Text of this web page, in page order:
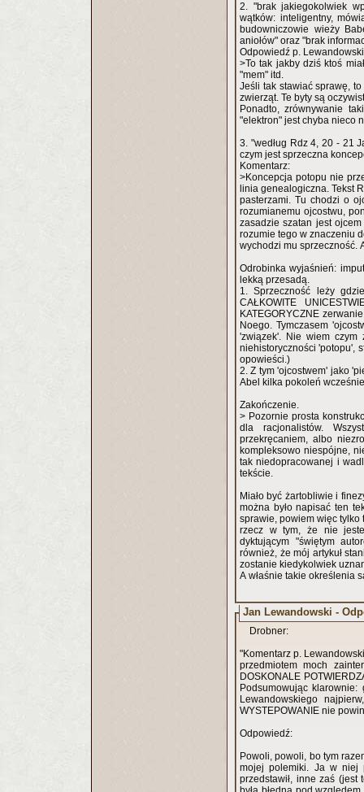
2. "brak jakiegokolwiek
wątków: inteligentny,
budowniczowie wieży
aniołów" oraz "brak
Odpowiedź p.
>To tak jakby dziś ktoś
"mem" itd.
Jeśli tak stawiać sprawę,
zwierząt. Te byty są
Ponadto, zrównywanie
"elektron" jest chyba nieco
3. "według Rdz 4, 20 - 21
czym jest sprzeczna
Komentarz:
>Koncepcja potopu nie
linia genealogiczna. Tekst
pasterzami. Tu chodzi o
rozumianemu ojcostwu,
zasadzie szatan jest
rozumie tego w znaczeniu
wychodzi mu sprzeczność.
Odrobinka wyjaśnień:
lekką przesadą.
1. Sprzeczność leży
CAŁKOWITE
KATEGORYCZNE
Noego. Tymczasem
'związek'. Nie wiem czym
niehistoryczności 'potopu',
opowieści.)
2. Z tym 'ojcostwem' jako
Abel kilka pokoleń
Zakończenie.
> Pozornie prosta
dla racjonalistów.
przekręcaniem, albo
kompleksowo niespójne,
tak niedopracowanej i
tekście.
Miało być żartobliwie i
można było napisać ten
sprawie, powiem więc tylko
rzecz w tym, że nie
dyktującym "świętym
również, że mój artykuł
zostanie kiedykolwiek
A właśnie takie określenia
Jan Lewandowski -
Drobner:
"Komentarz p.
przedmiotem moch
DOSKONALE
Podsumowując
Lewandowskiego
WYSTEPOWANIE nie
Odpowiedź:
Powoli, powoli, bo tym
mojej polemiki. Ja w niej
przedstawił, inne zaś